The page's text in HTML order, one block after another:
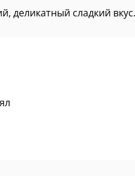
деликатный сладкий